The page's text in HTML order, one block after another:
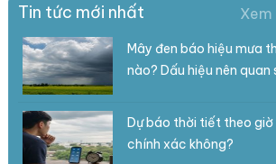
Tin tức mới nhất
Mây đen báo hiệu mưa
nào? Dấu hiệu nên quan
Dự báo thời tiết theo giờ
chính xác không?